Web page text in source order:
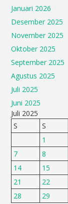
Januari 2026
Desember 2025
November 2025
Oktober 2025
September 2025
Agustus 2025
Juli 2025
Juni 2025
Juli 2025
S
S
1
7
8
14
15
21
22
28
29